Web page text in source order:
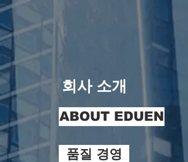
​회사 소개
ABOUT EDUEN
품질 경영